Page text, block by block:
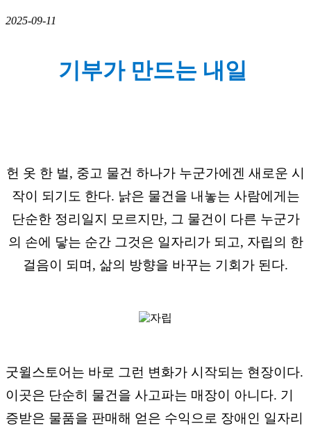
2025-09-11
기부가 만드는 내일
헌 옷 한 벌, 중고 물건 하나가 누군가에겐 새로운 시
작이 되기도 한다. 낡은 물건을 내놓는 사람에게는
단순한 정리일지 모르지만, 그 물건이 다른 누군가
의 손에 닿는 순간 그것은 일자리가 되고, 자립의 한
걸음이 되며, 삶의 방향을 바꾸는 기회가 된다.
굿윌스토어는 바로 그런 변화가 시작되는 현장이다.
이곳은 단순히 물건을 사고파는 매장이 아니다. 기
증받은 물품을 판매해 얻은 수익으로 장애인 일자리